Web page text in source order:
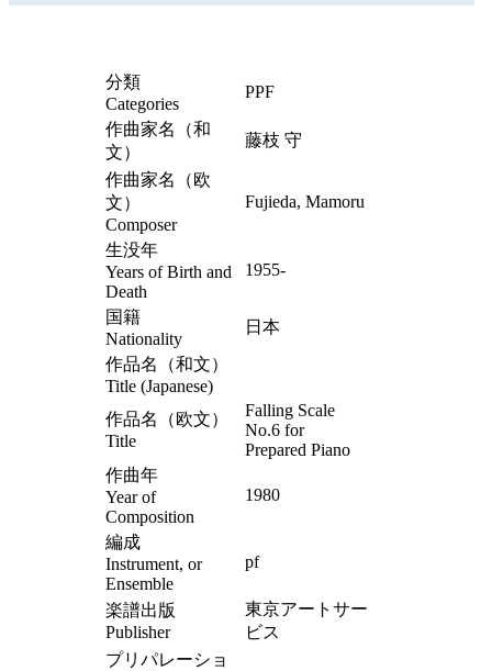
分類
Categories
PPF
作曲家名（和
文）
藤枝 守
作曲家名（欧
文）
Composer
Fujieda, Mamoru
生没年
Years of Birth and
Death
1955-
国籍
Nationality
日本
作品名（和文）
Title (Japanese)
作品名（欧文）
Title
Falling Scale
No.6 for
Prepared Piano
作曲年
Year of
Composition
1980
編成
Instrument, or
Ensemble
pf
楽譜出版
Publisher
東京アートサー
ビス
プリパレーショ